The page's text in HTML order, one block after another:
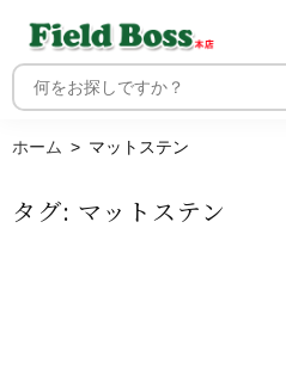
ホーム
新規会員登録
ホーム マットステン
タグ: マットステン